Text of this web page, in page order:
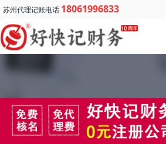
苏州代理记账电话 18061996833